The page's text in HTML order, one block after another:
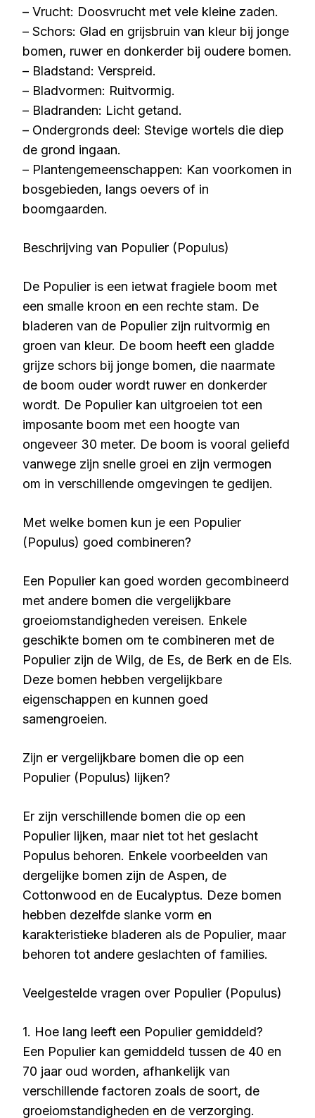
– Vrucht: Doosvrucht met vele kleine zaden.
– Schors: Glad en grijsbruin van kleur bij jonge
bomen, ruwer en donkerder bij oudere bomen.
– Bladstand: Verspreid.
– Bladvormen: Ruitvormig.
– Bladranden: Licht getand.
– Ondergronds deel: Stevige wortels die diep
de grond ingaan.
– Plantengemeenschappen: Kan voorkomen in
bosgebieden, langs oevers of in
boomgaarden.
Beschrijving van Populier (Populus)
De Populier is een ietwat fragiele boom met
een smalle kroon en een rechte stam. De
bladeren van de Populier zijn ruitvormig en
groen van kleur. De boom heeft een gladde
grijze schors bij jonge bomen, die naarmate
de boom ouder wordt ruwer en donkerder
wordt. De Populier kan uitgroeien tot een
imposante boom met een hoogte van
ongeveer 30 meter. De boom is vooral geliefd
vanwege zijn snelle groei en zijn vermogen
om in verschillende omgevingen te gedijen.
Met welke bomen kun je een Populier
(Populus) goed combineren?
Een Populier kan goed worden gecombineerd
met andere bomen die vergelijkbare
groeiomstandigheden vereisen. Enkele
geschikte bomen om te combineren met de
Populier zijn de Wilg, de Es, de Berk en de Els.
Deze bomen hebben vergelijkbare
eigenschappen en kunnen goed
samengroeien.
Zijn er vergelijkbare bomen die op een
Populier (Populus) lijken?
Er zijn verschillende bomen die op een
Populier lijken, maar niet tot het geslacht
Populus behoren. Enkele voorbeelden van
dergelijke bomen zijn de Aspen, de
Cottonwood en de Eucalyptus. Deze bomen
hebben dezelfde slanke vorm en
karakteristieke bladeren als de Populier, maar
behoren tot andere geslachten of families.
Veelgestelde vragen over Populier (Populus)
1. Hoe lang leeft een Populier gemiddeld?
Een Populier kan gemiddeld tussen de 40 en
70 jaar oud worden, afhankelijk van
verschillende factoren zoals de soort, de
groeiomstandigheden en de verzorging.